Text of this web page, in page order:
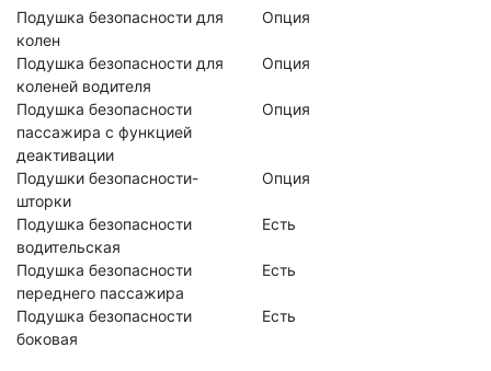
Подушка безопасности для
колен
Опция
Подушка безопасности для
коленей водителя
Опция
Подушка безопасности
пассажира с функцией
деактивации
Опция
Подушки безопасности-
шторки
Опция
Подушка безопасности
водительская
Есть
Подушка безопасности
переднего пассажира
Есть
Подушка безопасности
боковая
Есть